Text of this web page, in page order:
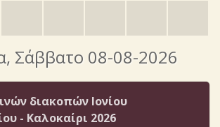
, Σάββατο 08-08-2026
διακοπών Ιονίου
- Καλοκαίρι 2026